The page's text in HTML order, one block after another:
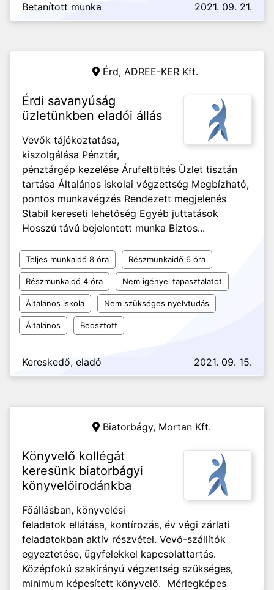
Betanított munka 2021. 09. 21.
Érd, ADREE-KER Kft.
Érdi savanyúság
üzletünkben eladói állás
Vevők tájékoztatása,
kiszolgálása Pénztár,
pénztárgép kezelése Árufeltöltés Üzlet tisztán
tartása Általános iskolai végzettség Megbízható,
pontos munkavégzés Rendezett megjelenés
Stabil kereseti lehetőség Egyéb juttatások
Hosszú távú bejelentett munka Biztos...
Teljes munkaidő 8 óra Részmunkaidő 6 óra
Részmunkaidő 4 óra Nem igényel tapasztalatot
Általános iskola Nem szükséges nyelvtudás
Általános Beosztott
Kereskedő, eladó 2021. 09. 15.
Biatorbágy, Mortan Kft.
Könyvelő kollégát
keresünk biatorbágyi
könyvelőirodánkba
Főállásban, könyvelési
feladatok ellátása, kontírozás, év végi zárlati
feladatokban aktív részvétel. Vevő-szállítók
egyeztetése, ügyfelekkel kapcsolattartás.
Középfokú szakírányú végzettség szükséges,
minimum képesített könyvelő. Mérlegképes